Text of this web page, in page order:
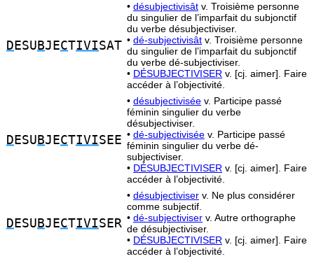
D ESU BJECTIVISAT
• désubjectivisât v. Troisième personne
du singulier de l’imparfait du subjonctif
du verbe désubjectiviser.
• dé-subjectivisât v. Troisième personne
du singulier de l’imparfait du subjonctif
du verbe dé-subjectiviser.
• DÉSUBJECTIVISER v. [cj. aimer]. Faire
accéder à l’objectivité.
D ESU BJECTIVISEE
• désubjectivisée v. Participe passé
féminin singulier du verbe
désubjectiviser.
• dé-subjectivisée v. Participe passé
féminin singulier du verbe dé-
subjectiviser.
• DÉSUBJECTIVISER v. [cj. aimer]. Faire
accéder à l’objectivité.
D ESU BJECTIVISER
• désubjectiviser v. Ne plus considérer
comme subjectif.
• dé-subjectiviser v. Autre orthographe
de désubjectiviser.
• DÉSUBJECTIVISER v. [cj. aimer]. Faire
accéder à l’objectivité.